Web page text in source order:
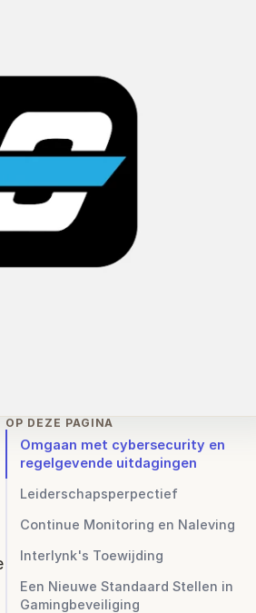
OP DEZE PAGINA
Omgaan met cybersecurity en
regelgevende uitdagingen
Leiderschapsperpectief
Continue Monitoring en Naleving
Interlynk's Toewijding
Een Nieuwe Standaard Stellen in
Gamingbeveiliging